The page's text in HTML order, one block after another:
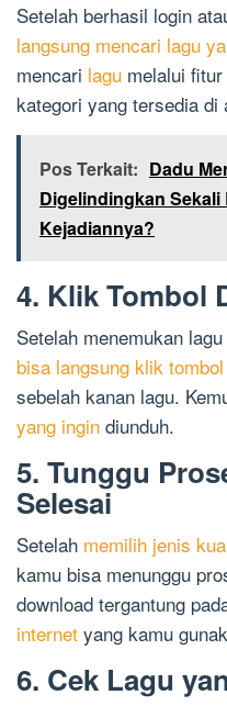
Setelah berhasil login
langsung mencari lagu
mencari lagu melalui
kategori yang tersedia di
Pos Terkait: Dadu
Digelindingkan
Kejadiannya?
4. Klik Tombol
Setelah menemukan
bisa langsung klik
sebelah kanan lagu.
yang ingin diunduh.
5. Tunggu
Selesai
Setelah memilih jenis
kamu bisa menunggu
download tergantung
internet yang kamu
6. Cek Lagu